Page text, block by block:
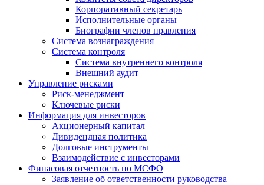
Корпоративный секретарь
Исполнительные органы
Биографии членов правления
Система вознаграждения
Система контроля
Система внутреннего контроля
Внешний аудит
Управление рисками
Риск-менеджмент
Ключевые риски
Информация для инвесторов
Акционерный капитал
Дивидендная политика
Долговые инструменты
Взаимодействие с инвеcторами
Финасовая отчетность по МСФО
Заявление об ответственности руководства